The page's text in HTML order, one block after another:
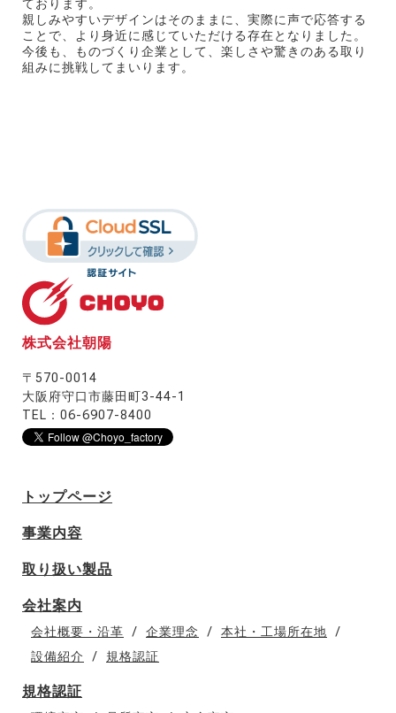
ております。
親しみやすいデザインはそのままに、実際に声で応答する
ことで、より身近に感じていただける存在となりました。
今後も、ものづくり企業として、楽しさや驚きのある取り
組みに挑戦してまいります。
株式会社朝陽
〒570-0014
大阪府守口市藤田町3-44-1
TEL：06-6907-8400
トップページ
事業内容
取り扱い製品
会社案内
会社概要・沿革 企業理念
本社・工場所在地
設備紹介
規格認証
規格認証